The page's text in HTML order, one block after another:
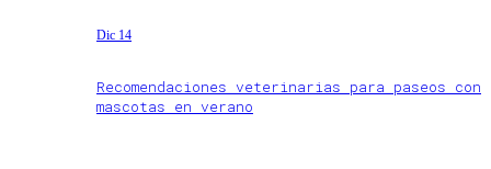
Dic 14
Recomendaciones veterinarias para paseos con
mascotas en verano